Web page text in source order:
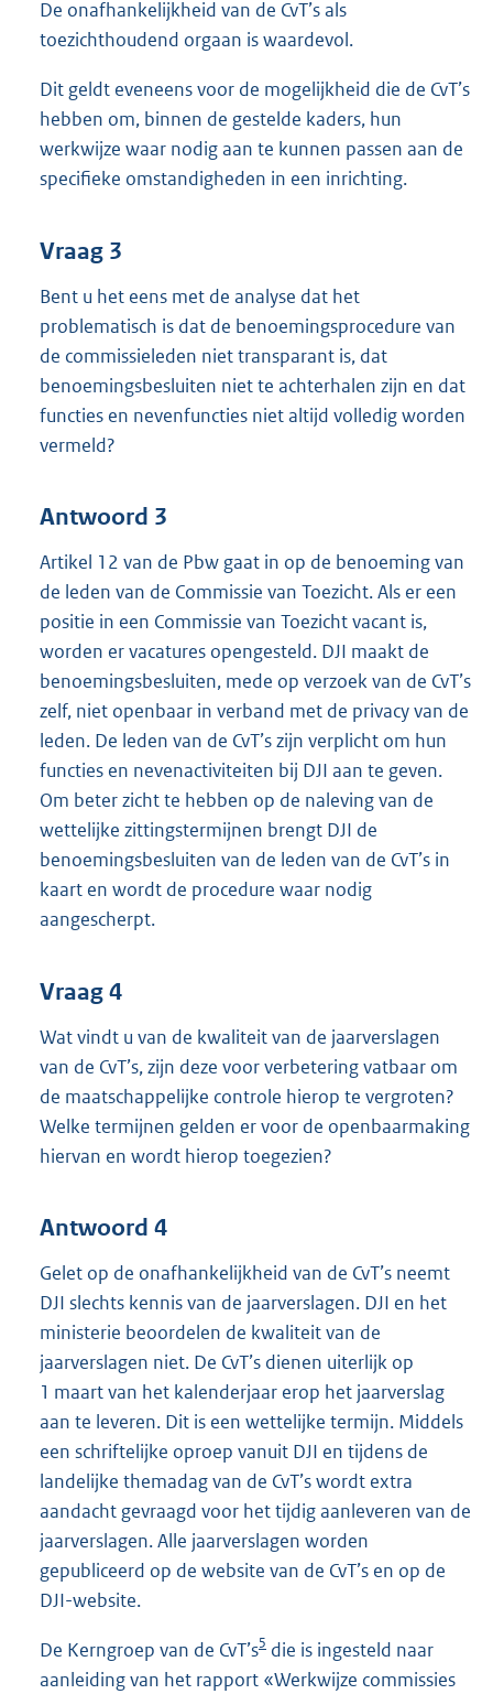
De onafhankelijkheid van de CvT’s als
toezichthoudend orgaan is waardevol.
Dit geldt eveneens voor de mogelijkheid die de CvT’s
hebben om, binnen de gestelde kaders, hun
werkwijze waar nodig aan te kunnen passen aan de
specifieke omstandigheden in een inrichting.
Vraag 3
Bent u het eens met de analyse dat het
problematisch is dat de benoemingsprocedure van
de commissieleden niet transparant is, dat
benoemingsbesluiten niet te achterhalen zijn en dat
functies en nevenfuncties niet altijd volledig worden
vermeld?
Antwoord 3
Artikel 12 van de Pbw gaat in op de benoeming van
de leden van de Commissie van Toezicht. Als er een
positie in een Commissie van Toezicht vacant is,
worden er vacatures opengesteld. DJI maakt de
benoemingsbesluiten, mede op verzoek van de CvT’s
zelf, niet openbaar in verband met de privacy van de
leden. De leden van de CvT’s zijn verplicht om hun
functies en nevenactiviteiten bij DJI aan te geven.
Om beter zicht te hebben op de naleving van de
wettelijke zittingstermijnen brengt DJI de
benoemingsbesluiten van de leden van de CvT’s in
kaart en wordt de procedure waar nodig
aangescherpt.
Vraag 4
Wat vindt u van de kwaliteit van de jaarverslagen
van de CvT’s, zijn deze voor verbetering vatbaar om
de maatschappelijke controle hierop te vergroten?
Welke termijnen gelden er voor de openbaarmaking
hiervan en wordt hierop toegezien?
Antwoord 4
Gelet op de onafhankelijkheid van de CvT’s neemt
DJI slechts kennis van de jaarverslagen. DJI en het
ministerie beoordelen de kwaliteit van de
jaarverslagen niet. De CvT’s dienen uiterlijk op
1 maart van het kalenderjaar erop het jaarverslag
aan te leveren. Dit is een wettelijke termijn. Middels
een schriftelijke oproep vanuit DJI en tijdens de
landelijke themadag van de CvT’s wordt extra
aandacht gevraagd voor het tijdig aanleveren van de
jaarverslagen. Alle jaarverslagen worden
gepubliceerd op de website van de CvT’s en op de
DJI-website.
De Kerngroep van de CvT’s5 die is ingesteld naar
aanleiding van het rapport «Werkwijze commissies